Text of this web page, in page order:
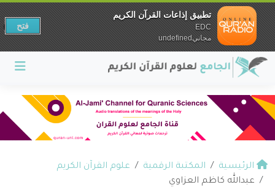
الرئيسية المكتبة الرقمية
علوم القرآن الكريم
عبدالله كاظم العزاوي
تطبيق إذاعات القرآن الكريم
EDC
مجانيundefined
فتح